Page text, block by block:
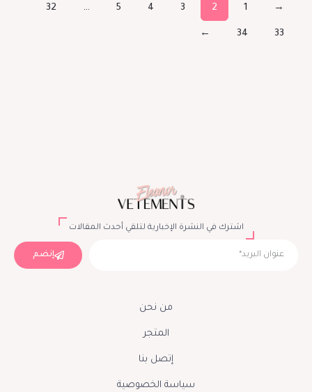
→
1
2
3
4
5
…
32
33
34
←
اشترك في النشرة الإخبارية لتلقي أحدث المقالات
إنضم
من نحن
المتجر
إتصل بنا
سياسة الخصوصية